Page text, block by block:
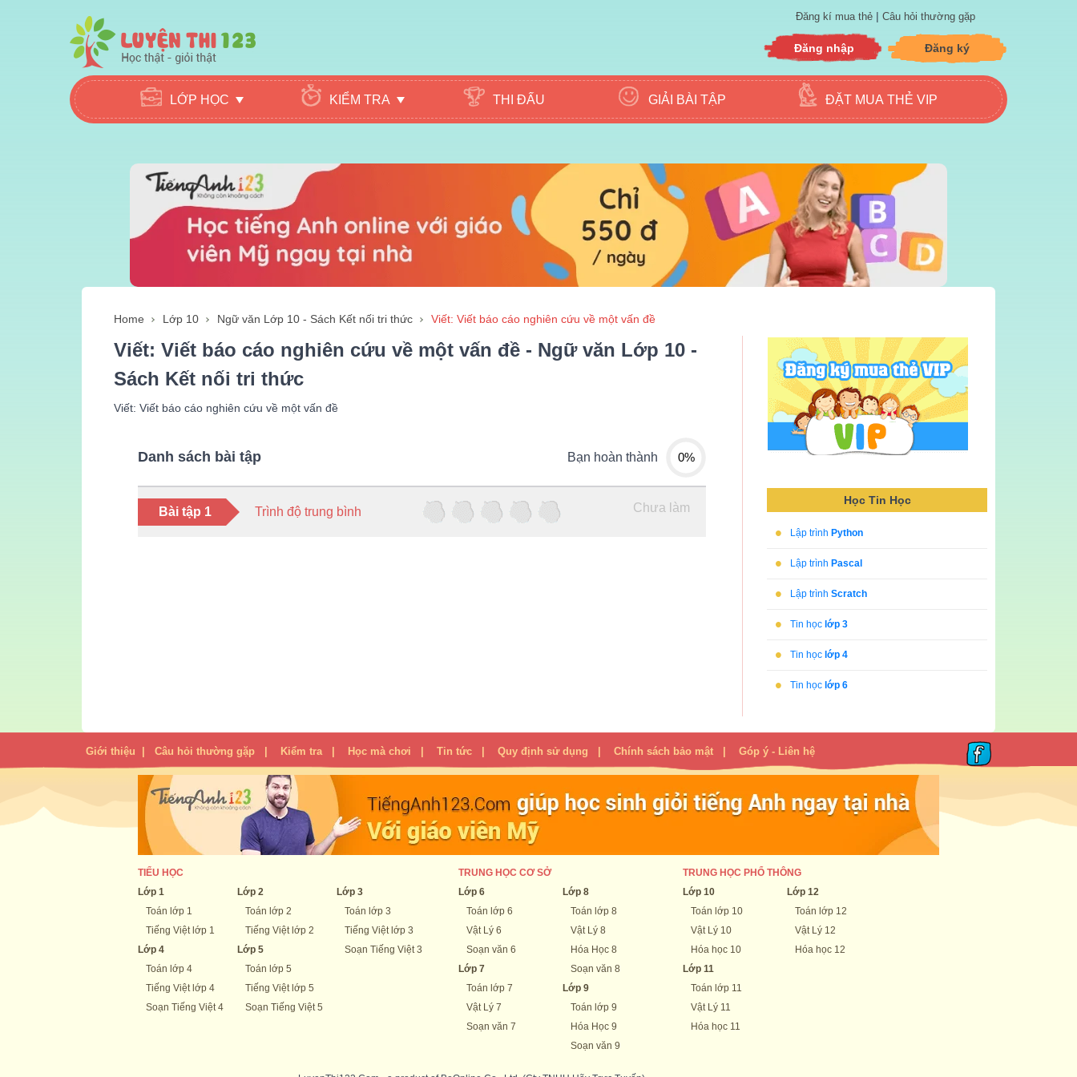
Đăng kí mua thẻ | Câu hỏi thường gặp
Đăng nhập Đăng ký
LỚP HỌC KIỂM TRA THI ĐẤU GIẢI BÀI TẬP ĐẶT MUA THẺ VIP
Home Lớp 10 Ngữ văn Lớp 10 - Sách Kết nối tri thức Viết: Viết báo cáo nghiên cứu về một vấn đề
Viết: Viết báo cáo nghiên cứu về một vấn đề - Ngữ văn Lớp 10 -
Sách Kết nối tri thức
Viết: Viết báo cáo nghiên cứu về một vấn đề
Danh sách bài tập Bạn hoàn thành 0%
Bài tập 1 Trình độ trung bình Chưa làm
Học Tin Học
• Lập trình Python
• Lập trình Pascal
• Lập trìnhScratch
• Tin học lớp 3
• Tin học lớp 4
• Tin học lớp 6
Giới thiệu Câu hỏi thường gặp Kiểm tra Học mà chơi Tin tức Quy định sử dụng Chính sách bảo mật Góp ý - Liên hệ
TIỂU HỌC
Lớp 1
Toán lớp 1
Tiếng Việt lớp 1
Lớp 4
Toán lớp 4
Tiếng Việt lớp 4
Soạn Tiếng Việt 4
Lớp 2
Toán lớp 2
Tiếng Việt lớp 2
Lớp 5
Toán lớp 5
Tiếng Việt lớp 5
Soạn Tiếng Việt 5
Lớp 3
Toán lớp 3
Tiếng Việt lớp 3
Soạn Tiếng Việt 3
TRUNG HỌC CƠ SỞ
Lớp 6
Toán lớp 6
Vật Lý 6
Soạn văn 6
Lớp 7
Toán lớp 7
Vật Lý 7
Soạn văn 7
Lớp 8
Toán lớp 8
Vật Lý 8
Hóa Học 8
Soạn văn 8
Lớp 9
Toán lớp 9
Hóa Học 9
Soạn văn 9
TRUNG HỌC PHỔ THÔNG
Lớp 10
Toán lớp 10
Vật Lý 10
Hóa học 10
Lớp 11
Toán lớp 11
Vật Lý 11
Hóa học 11
Lớp 12
Toán lớp 12
Vật Lý 12
Hóa học 12